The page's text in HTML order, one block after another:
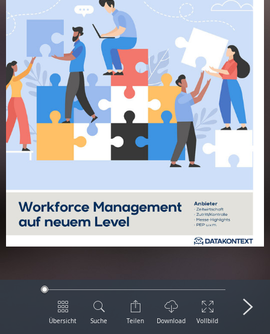
Übersicht Suche Teilen Download Vollbild